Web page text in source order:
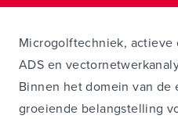
Microgolftechniek, actieve
ADS en
Binnen het domein van
groeiende belangstelling